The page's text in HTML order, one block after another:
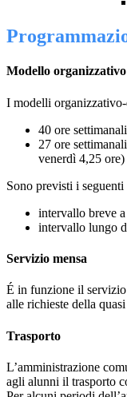
Modello organizzativo
I modelli
40 ore
27 ore
venerdì 4,25 ore)
Sono previsti i
intervallo breve
intervallo lungo
Servizio mensa
É in funzione il servizio
alle richieste della
Trasporto
L’amministrazione
agli alunni il trasporto